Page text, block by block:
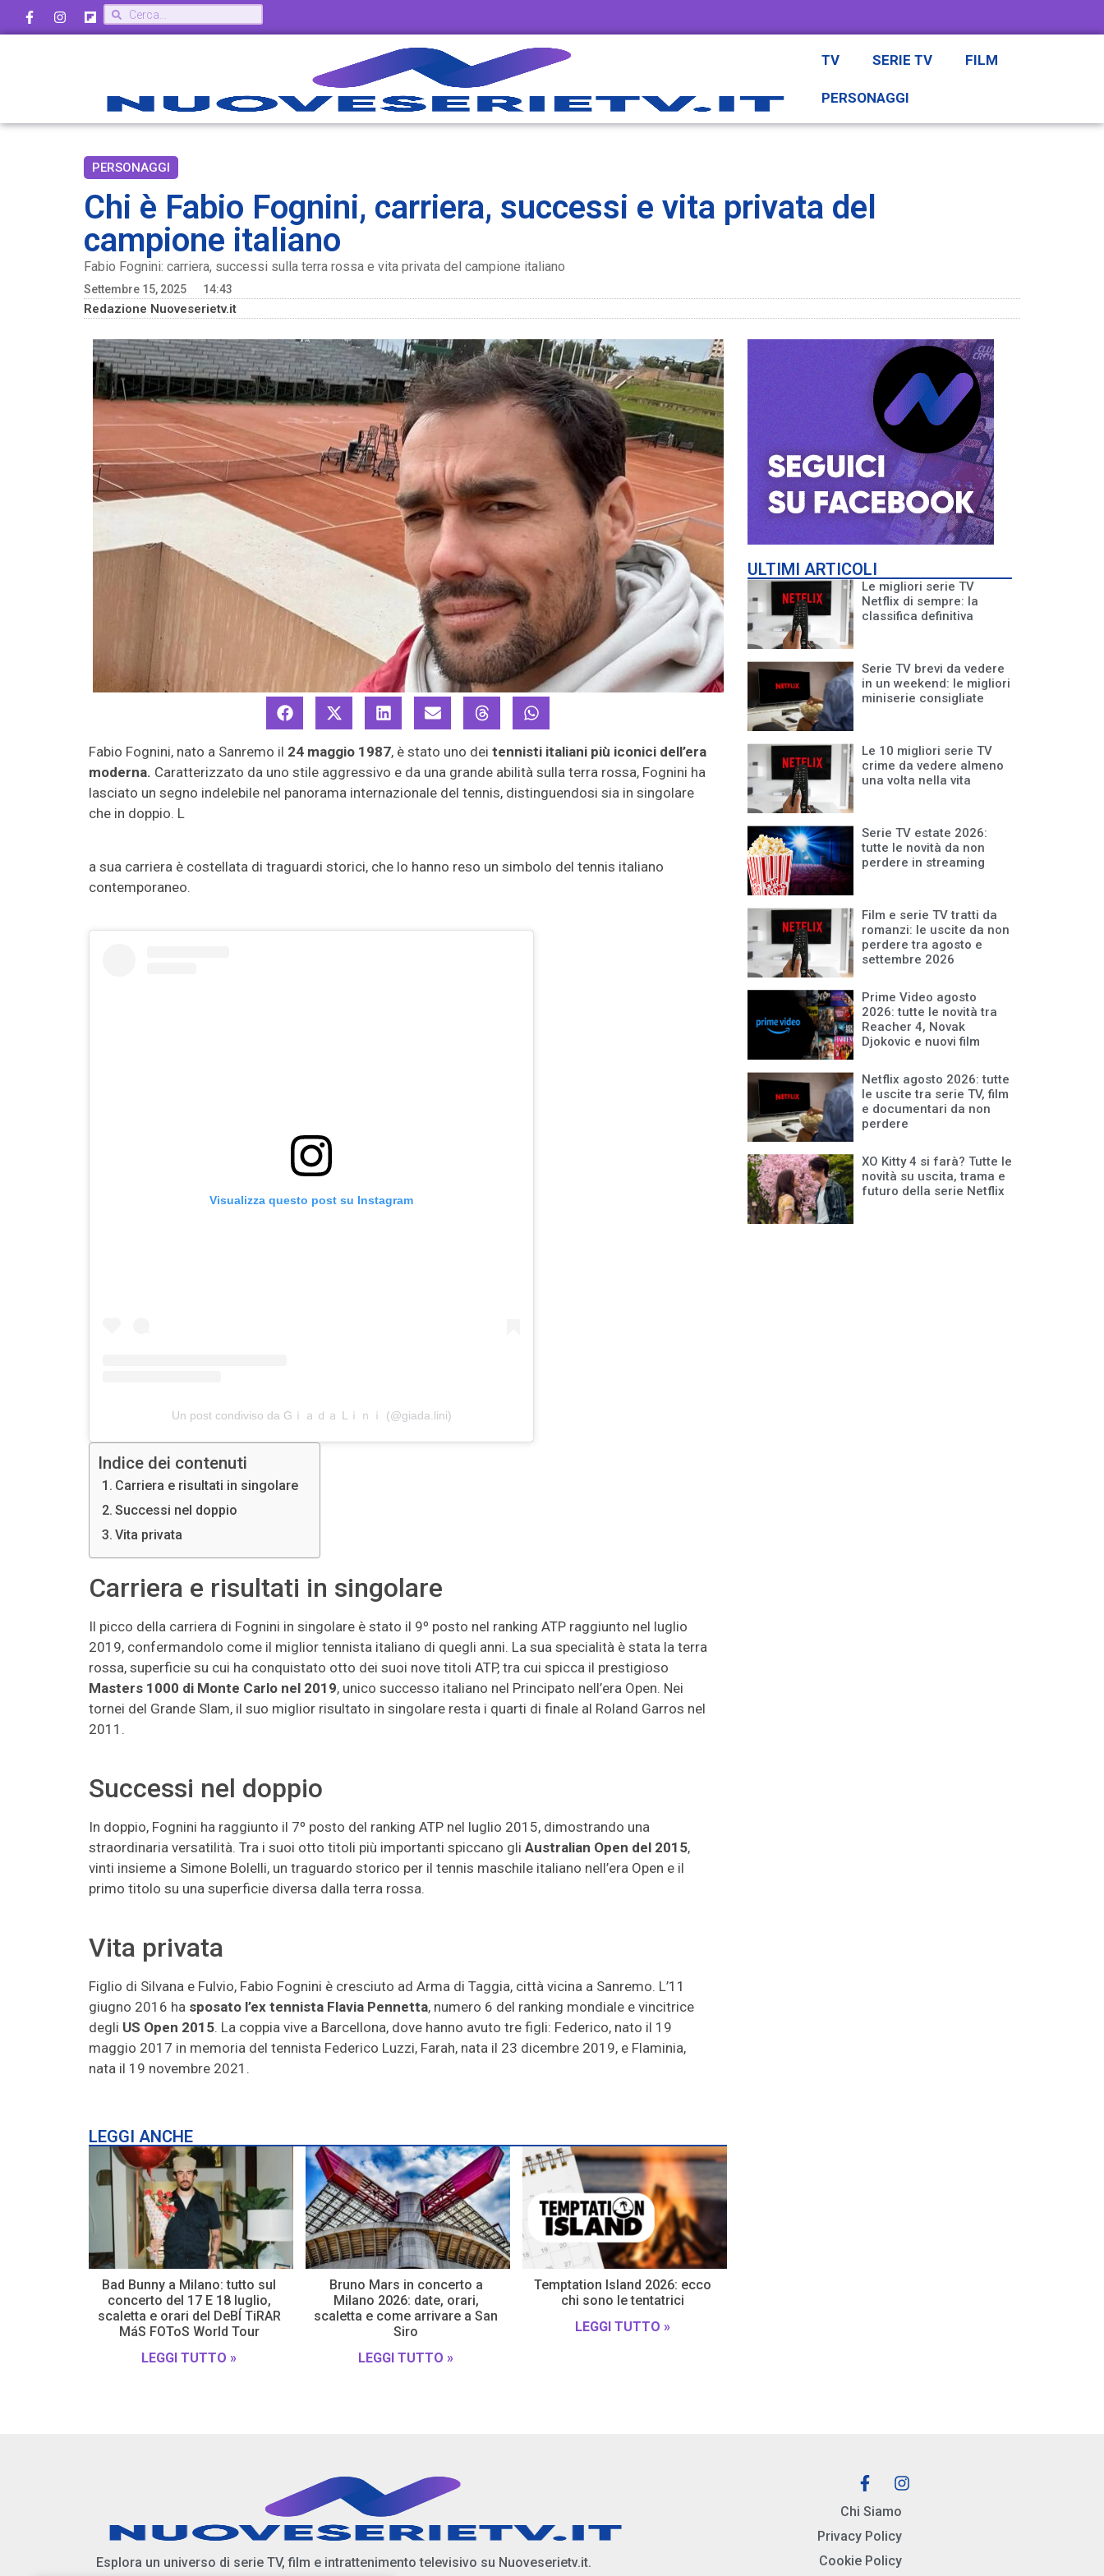
TV SERIE TV FILM
PERSONAGGI
PERSONAGGI
Chi è Fabio Fognini, carriera, successi e vita privata del
campione italiano
Fabio Fognini: carriera, successi sulla terra rossa e vita privata del campione italiano
Settembre 15, 2025 14:43
Redazione Nuoveserietv.it
Fabio Fognini, nato a Sanremo il 24 maggio 1987, è stato uno dei tennisti italiani più iconici dell’era
moderna. Caratterizzato da uno stile aggressivo e da una grande abilità sulla terra rossa, Fognini ha
lasciato un segno indelebile nel panorama internazionale del tennis, distinguendosi sia in singolare
che in doppio. L
a sua carriera è costellata di traguardi storici, che lo hanno reso un simbolo del tennis italiano
contemporaneo.
Visualizza questo post su Instagram
Un post condiviso da Gｉａｄａ Lｉｎｉ (@giada.lini)
Indice dei contenuti
Carriera e risultati in singolare
Successi nel doppio
Vita privata
Carriera e risultati in singolare
Il picco della carriera di Fognini in singolare è stato il 9º posto nel ranking ATP raggiunto nel luglio
2019, confermandolo come il miglior tennista italiano di quegli anni. La sua specialità è stata la terra
rossa, superficie su cui ha conquistato otto dei suoi nove titoli ATP, tra cui spicca il prestigioso
Masters 1000 di Monte Carlo nel 2019, unico successo italiano nel Principato nell’era Open. Nei
tornei del Grande Slam, il suo miglior risultato in singolare resta i quarti di finale al Roland Garros nel
2011.
Successi nel doppio
In doppio, Fognini ha raggiunto il 7º posto del ranking ATP nel luglio 2015, dimostrando una
straordinaria versatilità. Tra i suoi otto titoli più importanti spiccano gli Australian Open del 2015,
vinti insieme a Simone Bolelli, un traguardo storico per il tennis maschile italiano nell’era Open e il
primo titolo su una superficie diversa dalla terra rossa.
Vita privata
Figlio di Silvana e Fulvio, Fabio Fognini è cresciuto ad Arma di Taggia, città vicina a Sanremo. L’11
giugno 2016 ha sposato l’ex tennista Flavia Pennetta, numero 6 del ranking mondiale e vincitrice
degli US Open 2015. La coppia vive a Barcellona, dove hanno avuto tre figli: Federico, nato il 19
maggio 2017 in memoria del tennista Federico Luzzi, Farah, nata il 23 dicembre 2019, e Flaminia,
nata il 19 novembre 2021.
LEGGI ANCHE
Bad Bunny a Milano: tutto sul
concerto del 17 E 18 luglio,
scaletta e orari del DeBÍ TiRAR
MáS FOToS World Tour
LEGGI TUTTO »
Bruno Mars in concerto a
Milano 2026: date, orari,
scaletta e come arrivare a San
Siro
LEGGI TUTTO »
Temptation Island 2026: ecco
chi sono le tentatrici
LEGGI TUTTO »
ULTIMI ARTICOLI
Le migliori serie TV
Netflix di sempre: la
classifica definitiva
Serie TV brevi da vedere
in un weekend: le migliori
miniserie consigliate
Le 10 migliori serie TV
crime da vedere almeno
una volta nella vita
Serie TV estate 2026:
tutte le novità da non
perdere in streaming
Film e serie TV tratti da
romanzi: le uscite da non
perdere tra agosto e
settembre 2026
Prime Video agosto
2026: tutte le novità tra
Reacher 4, Novak
Djokovic e nuovi film
Netflix agosto 2026: tutte
le uscite tra serie TV, film
e documentari da non
perdere
XO Kitty 4 si farà? Tutte le
novità su uscita, trama e
futuro della serie Netflix
Esplora un universo di serie TV, film e intrattenimento televisivo su Nuoveserietv.it.
Chi Siamo
Privacy Policy
Cookie Policy